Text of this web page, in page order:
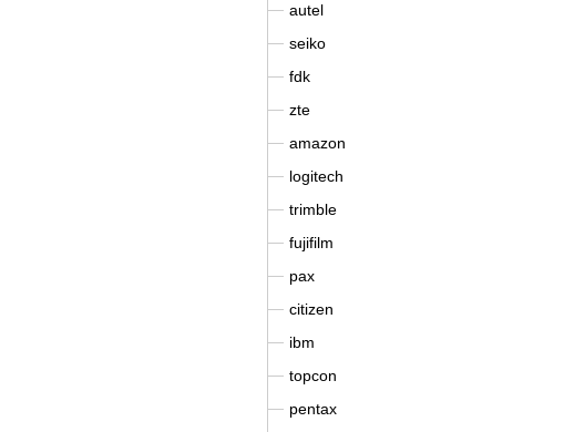
autel
seiko
fdk
zte
amazon
logitech
trimble
fujifilm
pax
citizen
ibm
topcon
pentax